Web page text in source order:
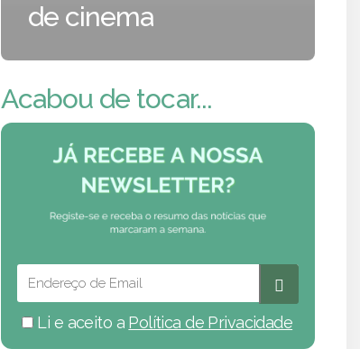
de cinema
Acabou de tocar...
Li e aceito a Política de Privacidade